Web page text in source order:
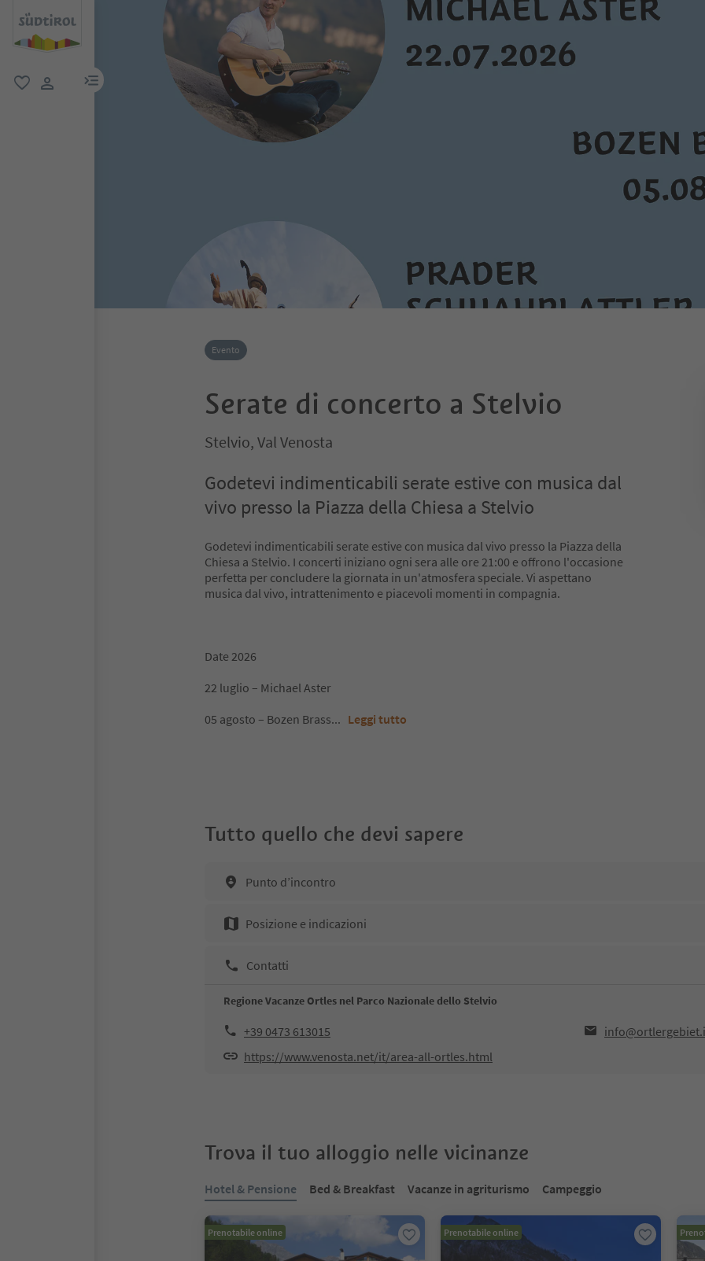
menu link
Evento
Serate di concerto a Stelvio
Stelvio, Val Venosta
Godetevi indimenticabili serate estive con musica dal
vivo presso la Piazza della Chiesa a Stelvio
Godetevi indimenticabili serate estive con musica dal vivo presso la Piazza della
Chiesa a Stelvio. I concerti iniziano ogni sera alle ore 21:00 e offrono l'occasione
perfetta per concludere la giornata in un'atmosfera speciale. Vi aspettano
musica dal vivo, intrattenimento e piacevoli momenti in compagnia.
Date 2026
22 luglio – Michael Aster
05 agosto – Bozen Brass... Leggi tutto
Tutto quello che devi sapere
Punto d’incontro
Posizione e indicazioni
Contatti
Regione Vacanze Ortles nel Parco Nazionale dello Stelvio
+39 0473 613015
https://www.venosta.net/it/area-all-ortles.html
Trova il tuo alloggio nelle vicinanze
Hotel & Pensione Bed & Breakfast Vacanze in agriturismo Campeggio
Prenotabile online Prenotabile online